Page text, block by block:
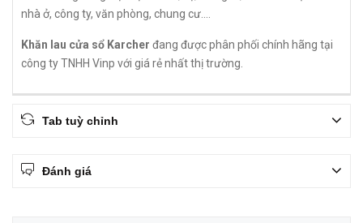
nhà ở, công ty, văn phòng, chung cư....
Khăn lau cửa sổ Karcher đang được phân phối chính hãng tại
công ty TNHH Vinp với giá rẻ nhất thị trường.
Tab tuỳ chỉnh
Đánh giá